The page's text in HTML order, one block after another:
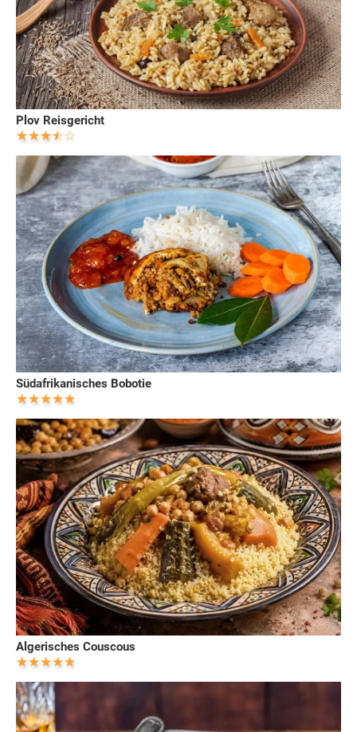
Plov Reisgericht
Südafrikanisches Bobotie
Algerisches Couscous